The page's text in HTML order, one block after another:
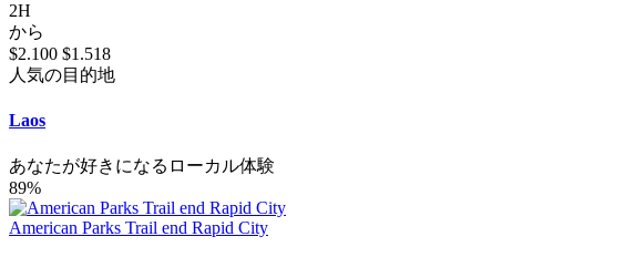
2H
から
$2.100 $1.518
人気の目的地
Laos
あなたが好きになるローカル体験
89%
American Parks Trail end Rapid City